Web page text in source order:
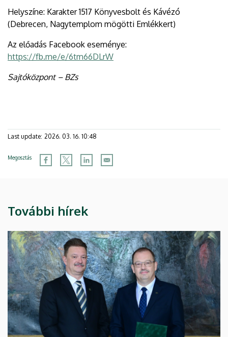
Helyszíne: Karakter 1517 Könyvesbolt és Kávézó
(Debrecen, Nagytemplom mögötti Emlékkert)
Az előadás Facebook eseménye:
https://fb.me/e/6tm66DLrW
Sajtóközpont – BZs
Last update: 2026. 03. 16. 10:48
Megosztás
További hírek